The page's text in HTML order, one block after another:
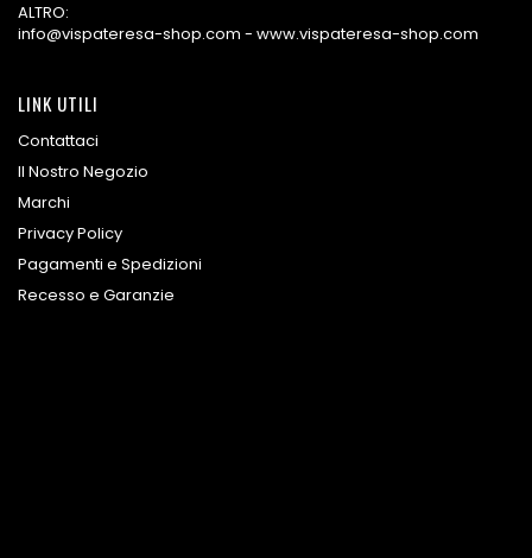
ALTRO:
info@vispateresa-shop.com - www.vispateresa-shop.com
LINK UTILI
Contattaci
Il Nostro Negozio
Marchi
Privacy Policy
Pagamenti e Spedizioni
Recesso e Garanzie